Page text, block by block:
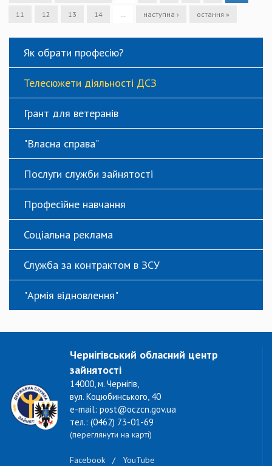
11 12 13 14 … наступна › остання »
Як обрати професію?
Телесюжети діяльності ДСЗ
Грант для ветеранів
"Власна справа"
Послуги служби зайнятості
Професійне навчання
Соціальна реклама
Служба за контрактом в ЗСУ
"Армія відновлення"
Чернігівський обласний центр
зайнятості
14000, м. Чернігів,
вул. Коцюбинського, 40
e-mail: post@oczcn.gov.ua
тел.: (0462) 73-01-69
(переглянути на карті)
Facebook / YouTube